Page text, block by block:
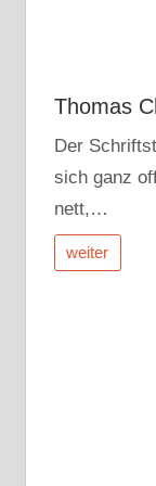
Thomas
Der
sich ganz
nett,…
weiter